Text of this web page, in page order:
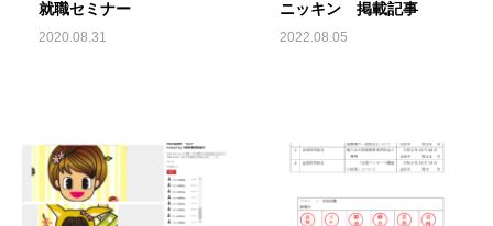
就職セミナー
2020.08.31
ニッキン 掲載記事
2022.08.05